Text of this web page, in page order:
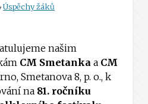
Úspěchy žáků
našim
CM Smetanka a CM
Smetanova 8, p. o., k
na 81. ročníku